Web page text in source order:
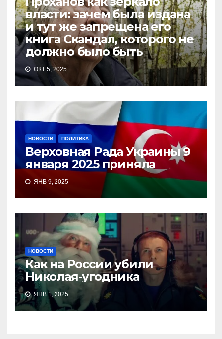
власти: зачем была издана
и тут же запрещена его
книга Скандал, которого не
должно было быть
ОКТ 5, 2025
НОВОСТИ ПОЛИТИКА
Верховная Рада Украины 9
января 2025 приняла
ЯНВ 9, 2025
НОВОСТИ
Как на России убили
Николая-угодника
ЯНВ 1, 2025